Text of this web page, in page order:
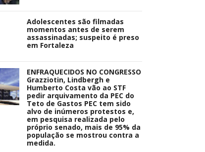
Adolescentes são filmadas
momentos antes de serem
assassinadas; suspeito é preso
em Fortaleza
ENFRAQUECIDOS NO CONGRESSO
Grazziotin, Lindbergh e
Humberto Costa vão ao STF
pedir arquivamento da PEC do
Teto de Gastos PEC tem sido
alvo de inúmeros protestos e,
em pesquisa realizada pelo
próprio senado, mais de 95% da
população se mostrou contra a
medida.